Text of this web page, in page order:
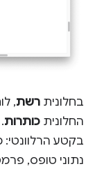
בחלונית רשת,
החלונית כותרות
נתוני טופס,